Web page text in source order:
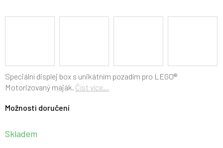
Skladem
Možnosti doručení
Speciální displej box s unikátním pozadím pro LEGO®
Motorizovaný maják. Číst více...